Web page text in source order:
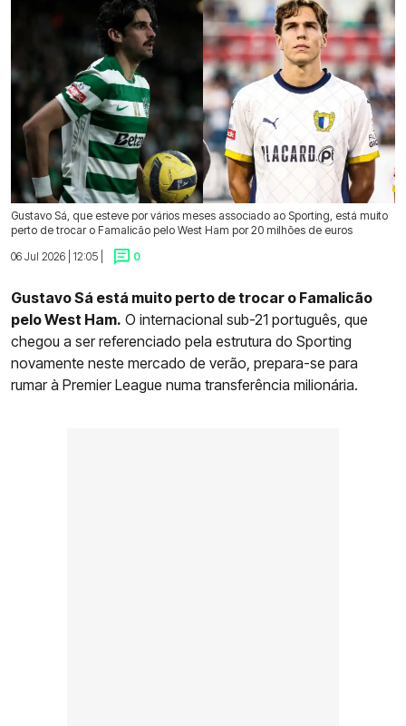
Gustavo Sá, que esteve por vários meses associado ao Sporting, está muito
perto de trocar o Famalicão pelo West Ham por 20 milhões de euros
06 Jul 2026 | 12:05 |
0
Gustavo Sá está muito perto de trocar o Famalicão
pelo West Ham. O internacional sub-21 português, que
chegou a ser referenciado pela estrutura do Sporting
novamente neste mercado de verão, prepara-se para
rumar à Premier League numa transferência milionária.